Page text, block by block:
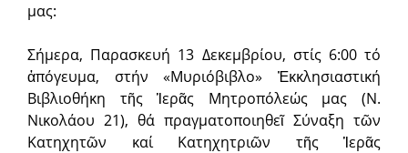
μας:
Σήμερα, Παρασκευή 13 Δεκεμβρίου, στίς 6:00 τό
ἀπόγευμα, στήν «Μυριόβιβλο» Ἐκκλησιαστική
Βιβλιοθήκη τῆς Ἱερᾶς Μητροπόλεώς μας (Ν.
Νικολάου 21), θά πραγματοποιηθεῖ Σύναξη τῶν
Κατηχητῶν καί Κατηχητριῶν τῆς Ἱερᾶς